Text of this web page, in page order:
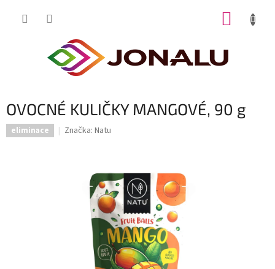
OVOCNÉ KULIČKY MANGOVÉ, 90 g
eliminace Značka: Natu